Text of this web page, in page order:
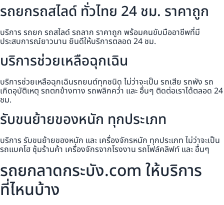
รถยกรถสไลด์ ทั่วไทย 24 ชม. ราคาถูก
บริการ รถยก รถสไลด์ รถลาก ราคาถูก พร้อมคนขับมืออาชีพที่มี
ประสบการณ์ยาวนาน ยินดีให้บริการตลอด 24 ชม.
บริการช่วยเหลือฉุกเฉิน
บริการช่วยเหลือฉุกเฉินรถยนต์ทุกชนิด ไม่ว่าจะเป็น รถเสีย รถพัง รถ
เกิดอุบัติเหตุ รถตกข้างทาง รถพลิกคว่ำ และ อื่นๆ ติดต่อเราได้ตลอด 24
ชม.
รับขนย้ายของหนัก ทุกประเภท
บริการ รับขนย้ายของหนัก และ เครื่องจักรหนัก ทุกประเภท ไม่ว่าจะเป็น
รถแบคโฮ ซุ้มร้านค้า เครื่องจักรจากโรงงาน รถโฟล์คลิฟท์ และ อื่นๆ
รถยกลาดกระบัง.com ให้บริการ
ที่ไหนบ้าง